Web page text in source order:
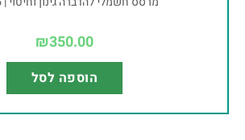
₪350.00
הוספה לסל